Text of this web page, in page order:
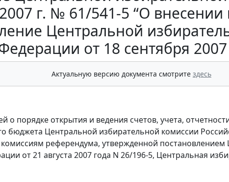
г. № 61/541-5 “О
Центральной
от 18 сентября
Актуальную версию документа смотрите здесь
о порядке открытия и ведения счетов, учета,
бюджета Центральной избирательной комиссии
референдума, утвержденной
от 21 августа 2007 года N 26/196-5, Центральная